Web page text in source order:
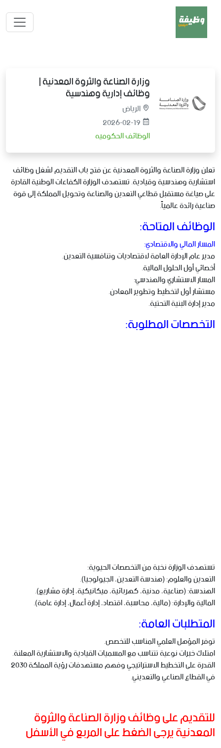
وزارة الصناعة والثروة المعدنية |
وظائف إدارية وهندسية
الرياض
2026-02-19
الوظائف الحكوميه
تعلن وزارة الصناعة والثروة المعدنية عن فتح باب التقديم لشغل وظائف
استشارية وهندسية وقيادية. تستهدف الوزارة الكفاءات الوطنية القادرة
على صياغة مستقبل قطاعي التعدين والصناعة وتحويل المملكة إلى قوة
صناعية رائدة عالمياً.
الوظائف المتاحة:
المسار المالي والاقتصادي:
مدير عام الإدارة العامة لاقتصاديات وتنافسية التعدين.
أخصائي أول الحلول المالية.
المسار الاستشاري والهندسي:
مستشار أول لتخطيط وتطوير المعادن.
مدير إدارة البنية التحتية.
التخصصات المطلوبة:
تستهدف الوزارة نخبة من التخصصات الحيوية:
التعدين والعلوم: (هندسة التعدين، الجيولوجيا).
الهندسة: (صناعية، مدنية، كهربائية، ميكانيكية، إدارة مشاريع).
المالية والإدارة: (مالية، محاسبة، اقتصاد، إدارة أعمال، إدارة عامة).
المتطلبات العامة:
توفر المؤهل العلمي المناسب للتخصص.
امتلاك خبرات نوعية تتناسب مع المسميات القيادية والاستشارية المعلنة.
القدرة على التخطيط الاستراتيجي وفهم مستهدفات رؤية المملكة 2030
في القطاع الصناعي والتعديني.
للتقديم على وظائف وزارة الصناعة والثروة
المعدنية يرجى الضغط على المربع في الأسفل